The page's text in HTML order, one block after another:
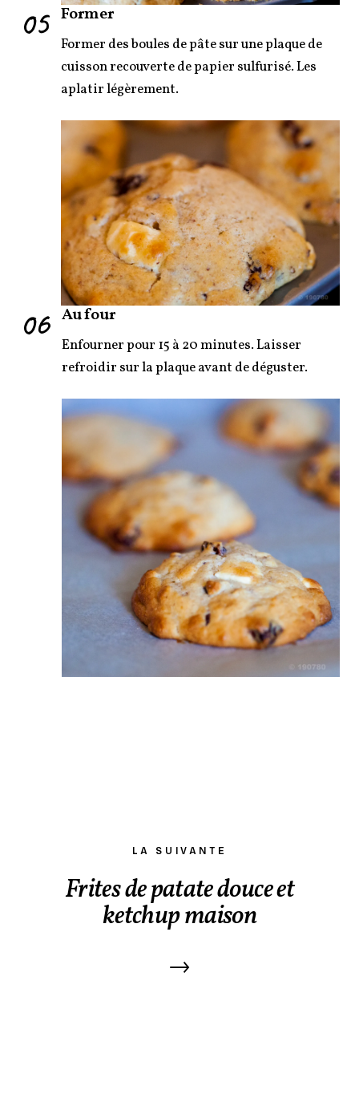
05 Former
Former des boules de pâte sur une plaque de
cuisson recouverte de papier sulfurisé. Les
aplatir légèrement.
06 Au four
Enfourner pour 15 à 20 minutes. Laisser
refroidir sur la plaque avant de déguster.
LA SUIVANTE
Frites de patate douce et
ketchup maison
→